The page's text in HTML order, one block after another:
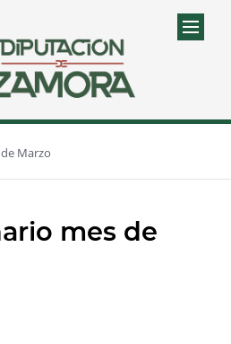
Marzo
mes de